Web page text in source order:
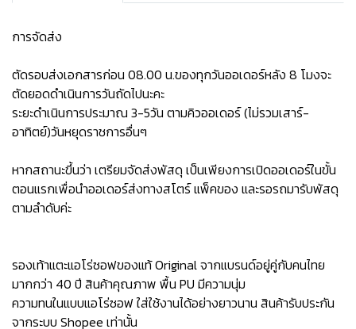
การจัดส่ง
ตัดรอบส่งเอกสารก่อน 08.00 น.ของทุกวันออเดอร์หลัง 8 โมงจะ
ตัดยอดดำเนินการวันถัดไปนะคะ
ระยะดำเนินการประมาณ 3-5วัน ตามคิวออเดอร์ (ไม่รวมเสาร์-
อาทิตย์)วันหยุดราชการอื่นๆ
หากสถานะขึ้นว่า เตรียมจัดส่งพัสดุ เป็นเพียงการเปิดออเดอร์ในขั้น
ตอนแรกเพื่อนำออเดอร์ส่งทางสโตร์ แพ็คของ และรอรถมารับพัสดุ
ตามลำดับค่ะ
รองเท้าแตะแอโร่ซอฟของแท้ Original จากแบรนด์อยู่คู่กับคนไทย
มากกว่า 40 ปี สินค้าคุณภาพ พื้น PU มีความนุ่ม
ความทนในแบบแอโร่ซอฟ ใส่ใช้งานได้อย่างยาวนาน สินค้ารับประกัน
จากระบบ Shopee เท่านั้น